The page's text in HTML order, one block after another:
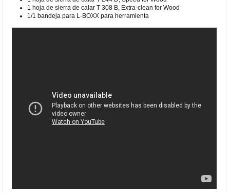
1 hoja de sierra de calar T 308 B, Extra-clean for Wood
1/1 bandeja para L-BOXX para herramienta